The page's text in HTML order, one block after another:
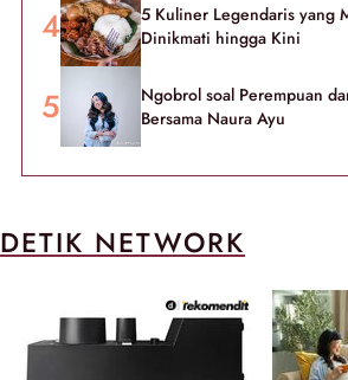
5 Kuliner Legendaris yang
Dinikmati hingga Kini
Ngobrol soal Perempuan
Bersama Naura Ayu
DETIK NETWORK